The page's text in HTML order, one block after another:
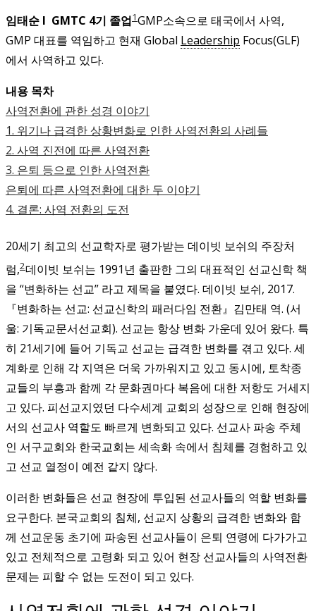
임태순 I GMTC 4기 졸업1GMP소속으로 태국에서 사역,
GMP 대표를 역임하고 현재 Global Leadership Focus(GLF)
에서 사역하고 있다.
내용 목차
사역전환에 관한 성경 이야기
1. 위기나 급격한 상황변화로 인한 사역전환의 사례들
2. 사역 진전에 따른 사역전환
3. 은퇴 등으로 인한 사역전환
은퇴에 따른 사역전환에 대한 두 이야기
4. 결론: 사역 전환의 도전
20세기 최고의 선교학자로 평가받는 데이빗 보쉬의 주장처
럼,2데이빗 보쉬는 1991년 출판한 그의 대표적인 선교신학 책
을 “변화하는 선교” 라고 제목을 붙였다. 데이빗 보쉬, 2017.
『변화하는 선교: 선교신학의 패러다임 전환』김만태 역. (서
울: 기독교문서선교회). 선교는 항상 변화 가운데 있어 왔다. 특
히 21세기에 들어 기독교 선교는 급격한 변화를 겪고 있다. 세
계화로 인해 각 지역은 더욱 가까워지고 있고 동시에, 토착종
교들의 부흥과 함께 각 문화권마다 복음에 대한 저항도 거세지
고 있다. 피선교지였던 다수세계 교회의 성장으로 인해 현장에
서의 선교사 역할도 빠르게 변화되고 있다. 선교사 파송 주체
인 서구교회와 한국교회는 세속화 속에서 침체를 경험하고 있
고 선교 열정이 예전 같지 않다.
이러한 변화들은 선교 현장에 투입된 선교사들의 역할 변화를
요구한다. 본국교회의 침체, 선교지 상황의 급격한 변화와 함
께 선교운동 초기에 파송된 선교사들이 은퇴 연령에 다가가고
있고 전체적으로 고령화 되고 있어 현장 선교사들의 사역전환
문제는 피할 수 없는 도전이 되고 있다.